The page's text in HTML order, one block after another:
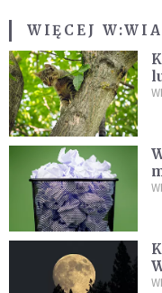
WIĘCEJ W: